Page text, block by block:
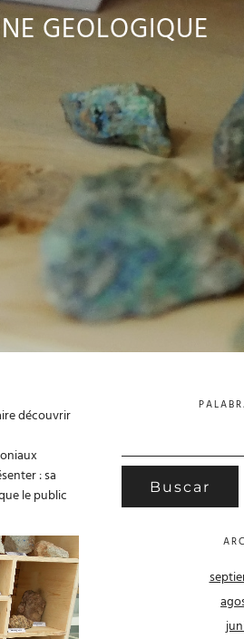
GEOLOGIQUE
découvrir
: sa
le public